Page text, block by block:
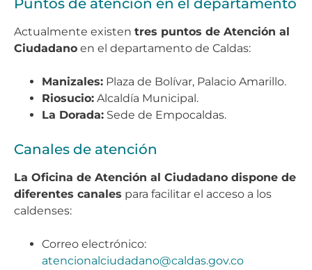
Puntos de atención en el departamento
Actualmente existen tres puntos de Atención al
Ciudadano en el departamento de Caldas:
Manizales: Plaza de Bolívar, Palacio Amarillo.
Riosucio: Alcaldía Municipal.
La Dorada: Sede de Empocaldas.
Canales de atención
La Oficina de Atención al Ciudadano dispone de
diferentes canales para facilitar el acceso a los
caldenses:
Correo electrónico:
atencionalciudadano@caldas.gov.co